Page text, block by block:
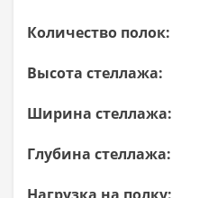
Количество полок:
Высота стеллажа:
Ширина стеллажа:
Глубина стеллажа: